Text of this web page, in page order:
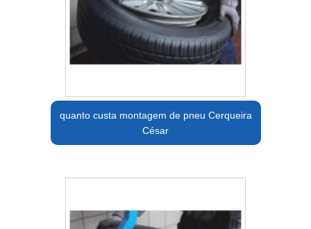
quanto custa montagem de pneu Cerqueira
César